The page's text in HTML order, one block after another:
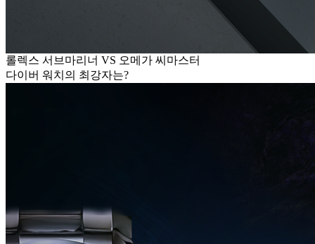
롤렉스 서브마리너 VS 오메가 씨마스터
다이버 워치의 최강자는?